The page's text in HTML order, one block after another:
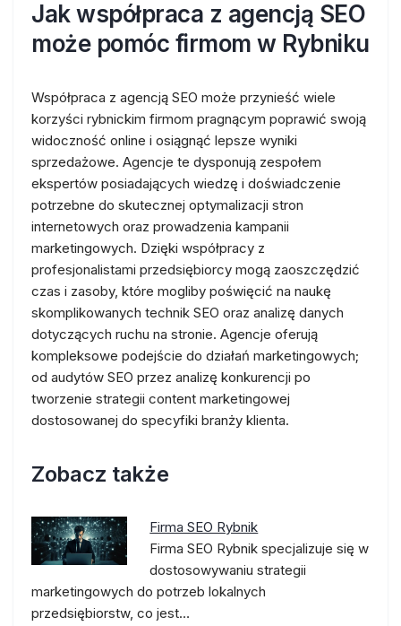
Jak współpraca z agencją SEO
może pomóc firmom w Rybniku
Współpraca z agencją SEO może przynieść wiele
korzyści rybnickim firmom pragnącym poprawić swoją
widoczność online i osiągnąć lepsze wyniki
sprzedażowe. Agencje te dysponują zespołem
ekspertów posiadających wiedzę i doświadczenie
potrzebne do skutecznej optymalizacji stron
internetowych oraz prowadzenia kampanii
marketingowych. Dzięki współpracy z
profesjonalistami przedsiębiorcy mogą zaoszczędzić
czas i zasoby, które mogliby poświęcić na naukę
skomplikowanych technik SEO oraz analizę danych
dotyczących ruchu na stronie. Agencje oferują
kompleksowe podejście do działań marketingowych;
od audytów SEO przez analizę konkurencji po
tworzenie strategii content marketingowej
dostosowanej do specyfiki branży klienta.
Zobacz także
Firma SEO Rybnik
Firma SEO Rybnik specjalizuje się w
dostosowywaniu strategii
marketingowych do potrzeb lokalnych
przedsiębiorstw, co jest…